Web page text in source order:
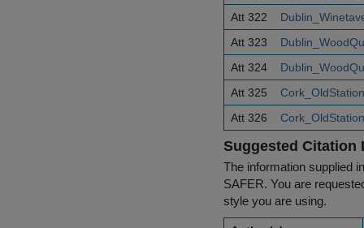
Att 322
Att 323
Att 324
Att 325
Att 326
Suggested Citation
The information supplied
SAFER. You are
style you are using.